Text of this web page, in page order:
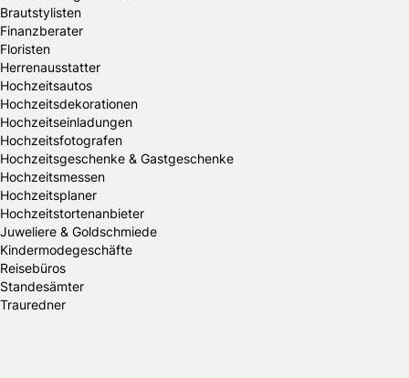
Brautstylisten
Finanzberater
Floristen
Herrenausstatter
Hochzeitsautos
Hochzeitsdekorationen
Hochzeitseinladungen
Hochzeitsfotografen
Hochzeitsgeschenke & Gastgeschenke
Hochzeitsmessen
Hochzeitsplaner
Hochzeitstortenanbieter
Juweliere & Goldschmiede
Kindermodegeschäfte
Reisebüros
Standesämter
Trauredner